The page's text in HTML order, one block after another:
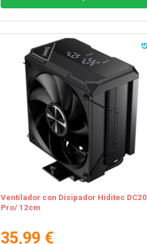
Ventilador con Disipador Hiditec DC20
Pro/ 12cm
35,99 €